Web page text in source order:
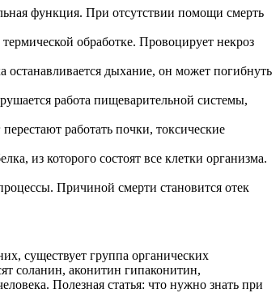
функция. При отсутствии помощи смерть
обработке. Провоцирует некроз
дыхание, он может погибнуть
работа пищеварительной системы,
работать почки, токсические
из которого состоят все клетки организма.
Причиной смерти становится отек
существует группа органических
соланин, аконитин гипаконитин,
Полезная статья: что нужно знать при